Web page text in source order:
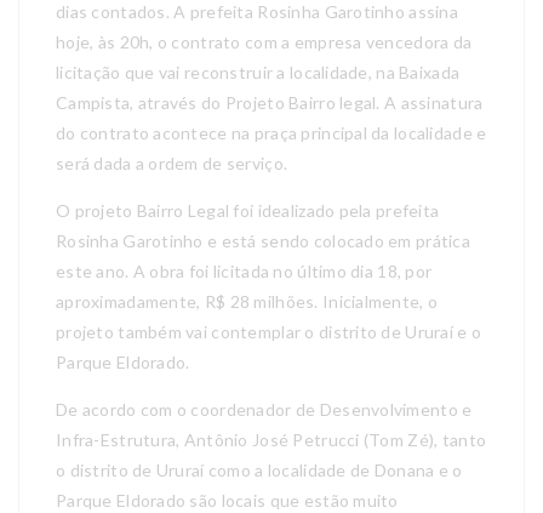
dias contados. A prefeita Rosinha Garotinho assina
hoje, às 20h, o contrato com a empresa vencedora da
licitação que vai reconstruir a localidade, na Baixada
Campista, através do Projeto Bairro legal. A assinatura
do contrato acontece na praça principal da localidade e
será dada a ordem de serviço.
O projeto Bairro Legal foi idealizado pela prefeita
Rosinha Garotinho e está sendo colocado em prática
este ano. A obra foi licitada no último dia 18, por
aproximadamente, R$ 28 milhões. Inicialmente, o
projeto também vai contemplar o distrito de Ururaí e o
Parque Eldorado.
De acordo com o coordenador de Desenvolvimento e
Infra-Estrutura, Antônio José Petrucci (Tom Zé), tanto
o distrito de Ururaí como a localidade de Donana e o
Parque Eldorado são locais que estão muito